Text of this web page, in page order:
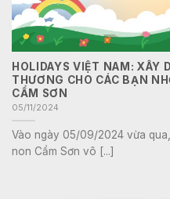
HOLIDAYS VIỆT NAM: XÂY
THƯƠNG CHO CÁC BẠN
CẨM SƠN
05/11/2024
Vào ngày 05/09/2024 vừa
non Cẩm Sơn vô [...]